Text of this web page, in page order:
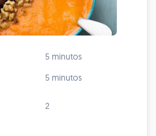
5 minutos
5 minutos
2